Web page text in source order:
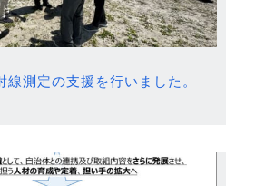
線測定の支援を行いました。